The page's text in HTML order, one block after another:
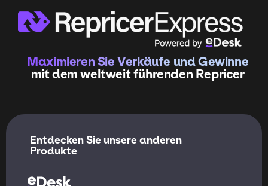
Maximieren Sie Verkäufe und Gewinne
mit dem weltweit führenden Repricer
Entdecken Sie unsere anderen
Produkte